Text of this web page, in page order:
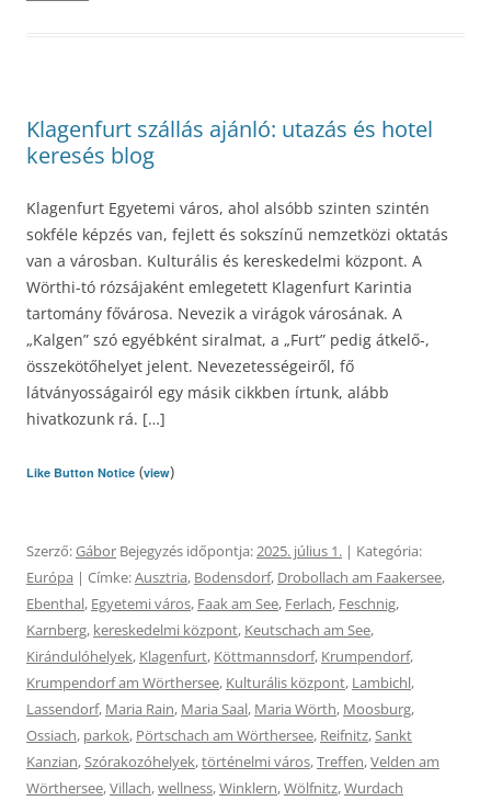
Klagenfurt szállás ajánló: utazás és hotel
keresés blog
Klagenfurt Egyetemi város, ahol alsóbb szinten szintén
sokféle képzés van, fejlett és sokszínű nemzetközi oktatás
van a városban. Kulturális és kereskedelmi központ. A
Wörthi-tó rózsájaként emlegetett Klagenfurt Karintia
tartomány fővárosa. Nevezik a virágok városának. A
„Kalgen” szó egyébként siralmat, a „Furt” pedig átkelő-,
összekötőhelyet jelent. Nevezetességeiről, fő
látványosságairól egy másik cikkben írtunk, alább
hivatkozunk rá. […]
Like Button Notice (view)
Szerző:Gábor Bejegyzés időpontja:2025. július 1. | Kategória:
Európa | Címke:Ausztria, Bodensdorf, Drobollach am Faakersee,
Ebenthal, Egyetemi város, Faak am See, Ferlach, Feschnig,
Karnberg, kereskedelmi központ, Keutschach am See,
Kirándulóhelyek, Klagenfurt, Köttmannsdorf, Krumpendorf,
Krumpendorf am Wörthersee, Kulturális központ, Lambichl,
Lassendorf, Maria Rain, Maria Saal, Maria Wörth, Moosburg,
Ossiach, parkok, Pörtschach am Wörthersee, Reifnitz,Sankt
Kanzian,Szórakozóhelyek,történelmi város,Treffen,Velden am
Wörthersee,Villach,wellness,Winklern,Wölfnitz,Wurdach